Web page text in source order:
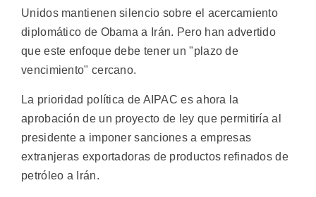
Unidos mantienen silencio sobre el acercamiento
diplomático de Obama a Irán. Pero han advertido
que este enfoque debe tener un "plazo de
vencimiento" cercano.
La prioridad política de AIPAC es ahora la
aprobación de un proyecto de ley que permitiría al
presidente a imponer sanciones a empresas
extranjeras exportadoras de productos refinados de
petróleo a Irán.